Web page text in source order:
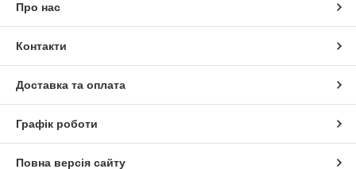
Про нас
Контакти
Доставка та оплата
Графік роботи
Повна версія сайту